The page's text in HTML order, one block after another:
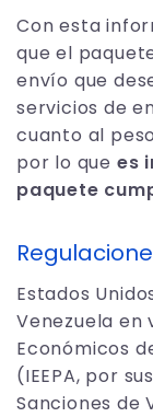
Con esta
que el
envío que
servicios de
cuanto al
por lo que es
paquete
Estados
Venezuela en
Económicos
(IEEPA, por
Sanciones de